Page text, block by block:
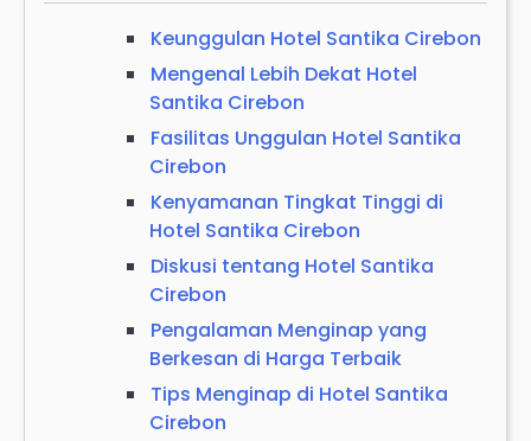
Keunggulan Hotel Santika Cirebon
Mengenal Lebih Dekat Hotel
Santika Cirebon
Fasilitas Unggulan Hotel Santika
Cirebon
Kenyamanan Tingkat Tinggi di
Hotel Santika Cirebon
Diskusi tentang Hotel Santika
Cirebon
Pengalaman Menginap yang
Berkesan di Harga Terbaik
Tips Menginap di Hotel Santika
Cirebon